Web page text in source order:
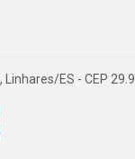
ES - CEP